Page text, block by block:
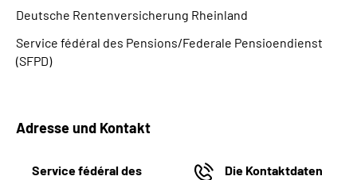
Deutsche Rentenversicherung Rheinland
Service fédéral des Pensions/Federale Pensioendienst
(SFPD)
Adresse und Kontakt
Service fédéral des
Die Kontaktdaten